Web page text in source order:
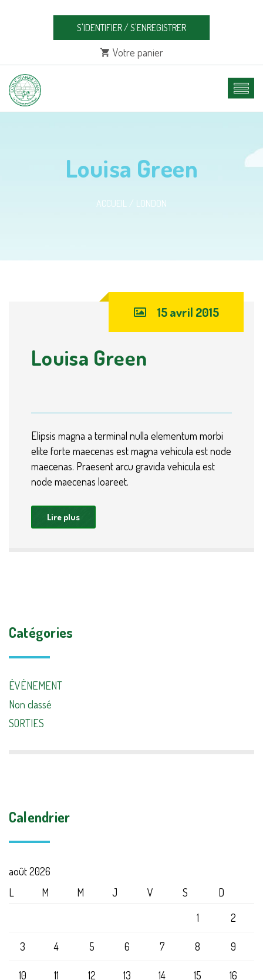
S'IDENTIFIER/S'ENREGISTRER
Votre panier
Louisa Green
ACCUEIL LONDON
15 avril 2015
Louisa Green
Elipsis magna a terminal nulla elementum morbi
elite forte maecenas est magna vehicula est node
maecenas. Praesent arcu gravida vehicula est
node maecenas loareet.
Lire plus
Catégories
ÉVÈNEMENT
Non classé
SORTIES
Calendrier
août 2026
L
M M J V S
D
1
2
3 4 5 6 7 8 9
10 11 12 13 14 15 16